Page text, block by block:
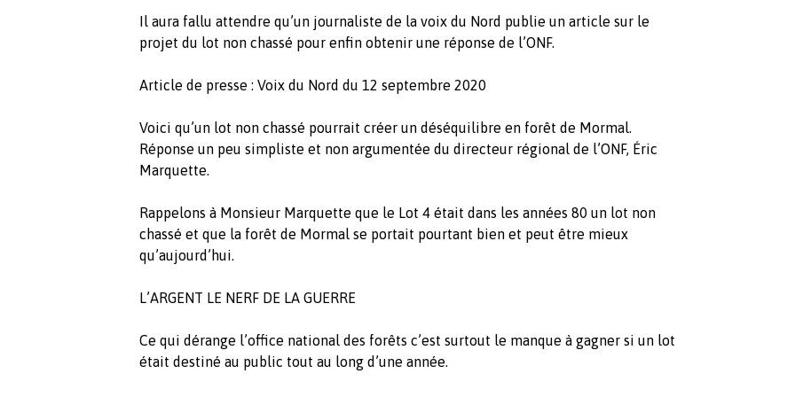
Il aura fallu attendre qu’un journaliste de la voix du Nord publie un article sur le
projet du lot non chassé pour enfin obtenir une réponse de l’ONF.
Article de presse : Voix du Nord du 12 septembre 2020
Voici qu’un lot non chassé pourrait créer un déséquilibre en forêt de Mormal.
Réponse un peu simpliste et non argumentée du directeur régional de l’ONF, Éric
Marquette.
Rappelons à Monsieur Marquette que le Lot 4 était dans les années 80 un lot non
chassé et que la forêt de Mormal se portait pourtant bien et peut être mieux
qu’aujourd’hui.
L’ARGENT LE NERF DE LA GUERRE
Ce qui dérange l’office national des forêts c’est surtout le manque à gagner si un lot
était destiné au public tout au long d’une année.